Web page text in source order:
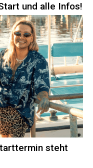
und alle Infos!
steht